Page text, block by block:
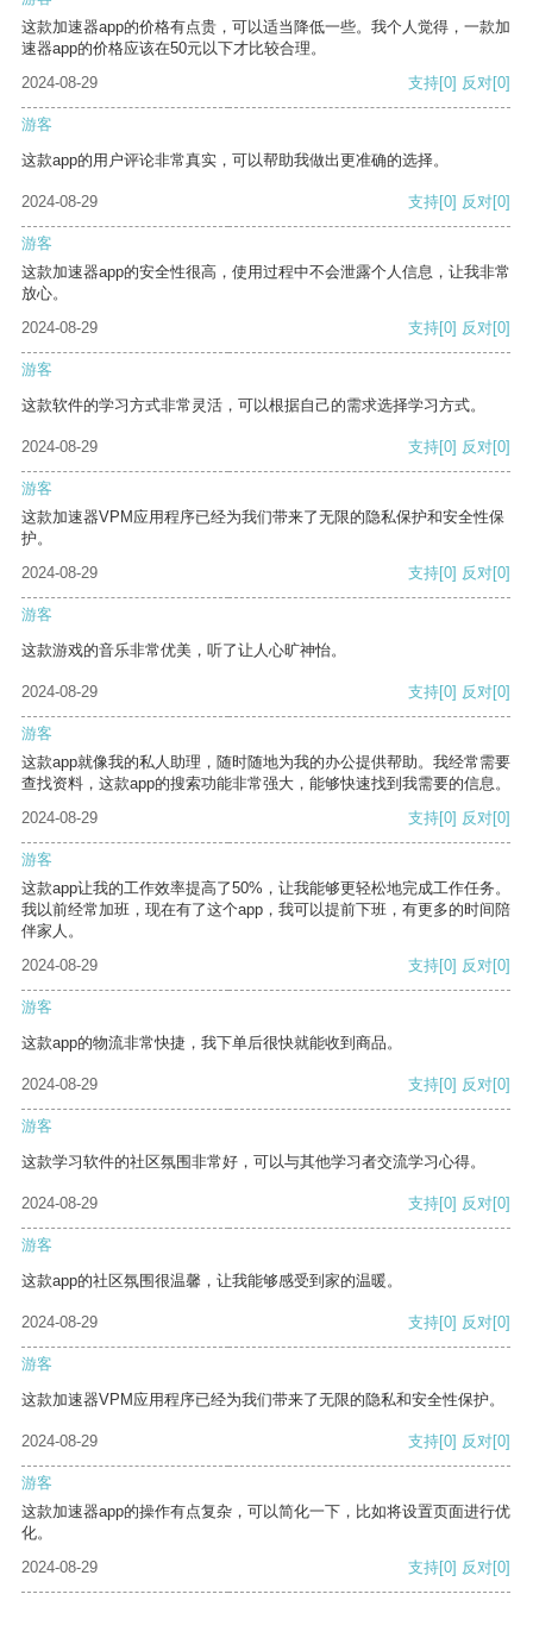
这款加速器app的价格有点贵，可以适当降低一些。我个人觉得，一款加
速器app的价格应该在50元以下才比较合理。
2024-08-29
支持[0] 反对[0]
游客
这款app的用户评论非常真实，可以帮助我做出更准确的选择。
2024-08-29 支持[0] 反对[0]
游客
这款加速器app的安全性很高，使用过程中不会泄露个人信息，让我非常
放心。
2024-08-29
支持[0] 反对[0]
游客
这款软件的学习方式非常灵活，可以根据自己的需求选择学习方式。
2024-08-29 支持[0] 反对[0]
游客
这款加速器VPM应用程序已经为我们带来了无限的隐私保护和安全性保
护。
2024-08-29
支持[0] 反对[0]
游客
这款游戏的音乐非常优美，听了让人心旷神怡。
2024-08-29 支持[0] 反对[0]
游客
这款app就像我的私人助理，随时随地为我的办公提供帮助。我经常需要
查找资料，这款app的搜索功能非常强大，能够快速找到我需要的信息。
2024-08-29
支持[0] 反对[0]
游客
这款app让我的工作效率提高了50%，让我能够更轻松地完成工作任务。
我以前经常加班，现在有了这个app，我可以提前下班，有更多的时间陪
伴家人。
2024-08-29
支持[0] 反对[0]
游客
这款app的物流非常快捷，我下单后很快就能收到商品。
2024-08-29 支持[0] 反对[0]
游客
这款学习软件的社区氛围非常好，可以与其他学习者交流学习心得。
2024-08-29 支持[0] 反对[0]
游客
这款app的社区氛围很温馨，让我能够感受到家的温暖。
2024-08-29 支持[0] 反对[0]
游客
这款加速器VPM应用程序已经为我们带来了无限的隐私和安全性保护。
2024-08-29 支持[0] 反对[0]
游客
这款加速器app的操作有点复杂，可以简化一下，比如将设置页面进行优
化。
2024-08-29
支持[0] 反对[0]